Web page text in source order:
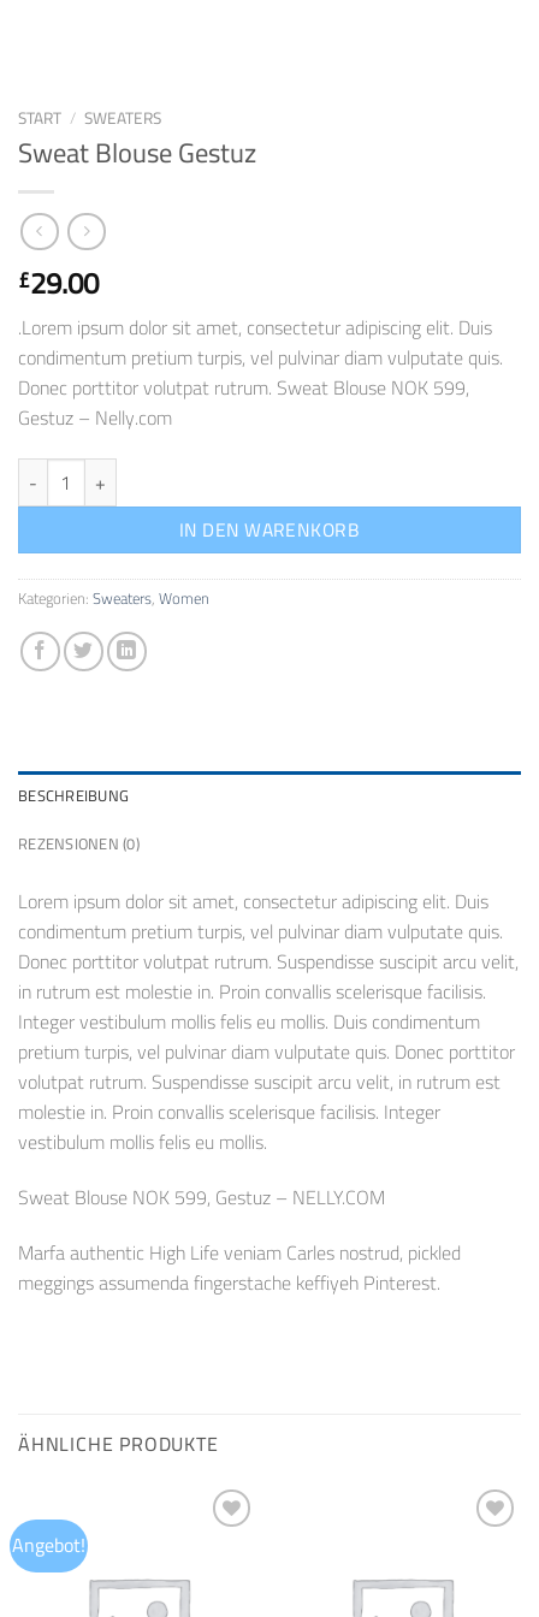
START / SWEATERS
Sweat Blouse Gestuz
£29.00
.Lorem ipsum dolor sit amet, consectetur adipiscing elit. Duis
condimentum pretium turpis, vel pulvinar diam vulputate quis.
Donec porttitor volutpat rutrum. Sweat Blouse NOK 599,
Gestuz – Nelly.com
Sweat Blouse Gestuz Menge
IN DEN WARENKORB
Kategorien:Sweaters,Women
BESCHREIBUNG
REZENSIONEN (0)
Lorem ipsum dolor sit amet, consectetur adipiscing elit. Duis
condimentum pretium turpis, vel pulvinar diam vulputate quis.
Donec porttitor volutpat rutrum. Suspendisse suscipit arcu velit,
in rutrum est molestie in. Proin convallis scelerisque facilisis.
Integer vestibulum mollis felis eu mollis. Duis condimentum
pretium turpis, vel pulvinar diam vulputate quis. Donec porttitor
volutpat rutrum. Suspendisse suscipit arcu velit, in rutrum est
molestie in. Proin convallis scelerisque facilisis. Integer
vestibulum mollis felis eu mollis.
Sweat Blouse NOK 599, Gestuz – NELLY.COM
Marfa authentic High Life veniam Carles nostrud, pickled
meggings assumenda fingerstache keffiyeh Pinterest.
ÄHNLICHE PRODUKTE
Angebot!